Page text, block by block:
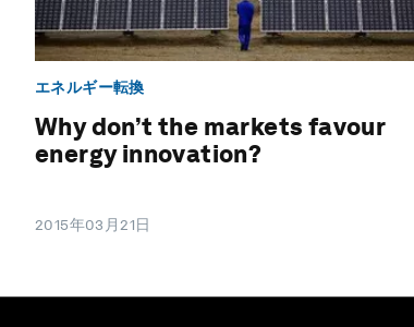
エネルギー転換
Why don’t the markets favour
energy innovation?
2015年03月21日